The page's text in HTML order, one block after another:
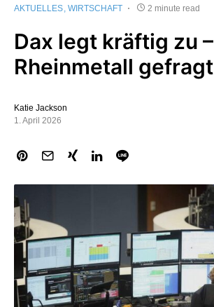
AKTUELLES WIRTSCHAFT 2 minute read
Dax legt kräftig zu –
Rheinmetall gefragt
Katie Jackson
1. April 2026